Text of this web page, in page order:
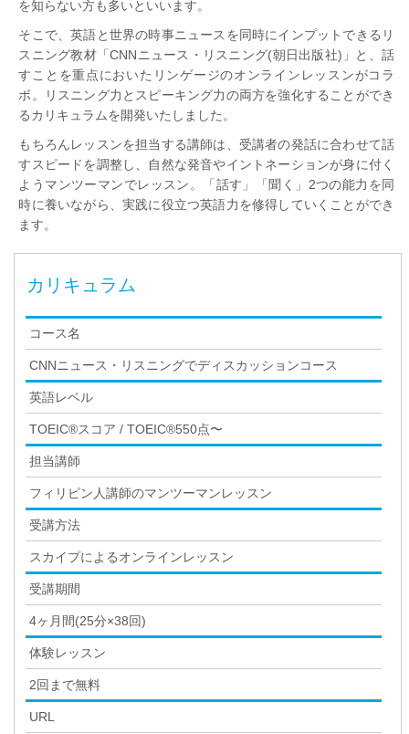
を知らない方も多いといいます。
そこで、英語と世界の時事ニュースを同時にインプットできるリ
スニング教材「CNNニュース・リスニング(朝日出版社)」と、話
すことを重点においたリンゲージのオンラインレッスンがコラ
ボ。リスニング力とスピーキング力の両方を強化することができ
るカリキュラムを開発いたしました。
もちろんレッスンを担当する講師は、受講者の発話に合わせて話
すスピードを調整し、自然な発音やイントネーションが身に付く
ようマンツーマンでレッスン。「話す」「聞く」2つの能力を同
時に養いながら、実践に役立つ英語力を修得していくことができ
ます。
カリキュラム
コース名
CNNニュース・リスニングでディスカッションコース
英語レベル
TOEIC®スコア / TOEIC®550点〜
担当講師
フィリピン人講師のマンツーマンレッスン
受講方法
スカイプによるオンラインレッスン
受講期間
4ヶ月間(25分×38回)
体験レッスン
2回まで無料
URL